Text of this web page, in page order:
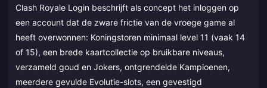
Clash Royale Login beschrijft als concept het inloggen op
een account dat de zware frictie van de vroege game al
heeft overwonnen: Koningstoren minimaal level 11 (vaak 14
of 15), een brede kaartcollectie op bruikbare niveaus,
verzameld goud en Jokers, ontgrendelde Kampioenen,
meerdere gevulde Evolutie-slots, een gevestigd